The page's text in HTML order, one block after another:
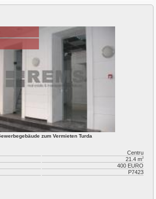
zum Vermieten Turda
Centru
21.4 m2
400 EURO
P7423